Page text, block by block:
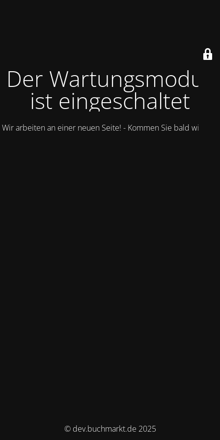
Der Wartungsmodus
ist eingeschaltet
Wir arbeiten an einer neuen Seite! - Kommen Sie bald wieder.
© dev.buchmarkt.de 2025